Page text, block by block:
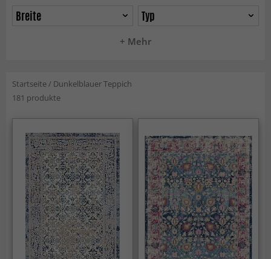
+ Mehr
Breite
Typ
Startseite/ Dunkelblauer Teppich
181 produkte